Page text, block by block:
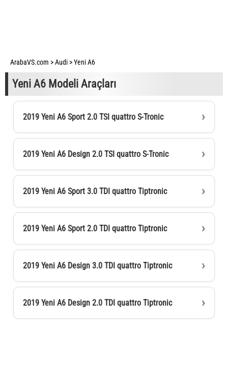
ArabaVS.com >Audi >Yeni A6
Yeni A6 Modeli Araçları
2019 Yeni A6 Sport 2.0 TSI quattro S-Tronic
2019 Yeni A6 Design 2.0 TSI quattro S-Tronic
2019 Yeni A6 Sport 3.0 TDI quattro Tiptronic
2019 Yeni A6 Sport 2.0 TDI quattro Tiptronic
2019 Yeni A6 Design 3.0 TDI quattro Tiptronic
2019 Yeni A6 Design 2.0 TDI quattro Tiptronic